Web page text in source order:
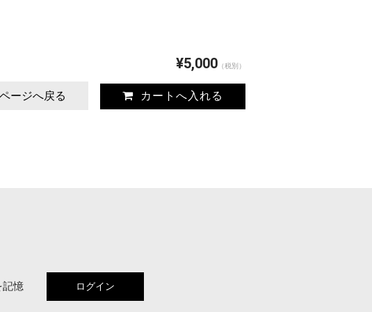
¥5,000 （税別）
ージへ戻る
記憶